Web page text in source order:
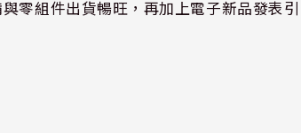
零組件出貨暢旺，再加上電子新品發表引